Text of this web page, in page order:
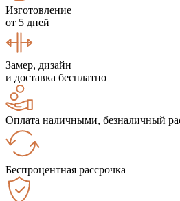
Изготовление
от 5 дней
Замер, дизайн
и доставка бесплатно
Оплата наличными, безналичный
Беспроцентная рассрочка